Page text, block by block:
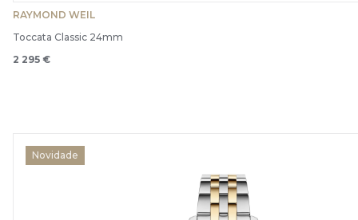
RAYMOND WEIL
Toccata Classic 24mm
2 295 €
Novidade